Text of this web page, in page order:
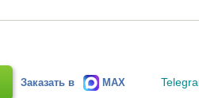
Заказать в MAX